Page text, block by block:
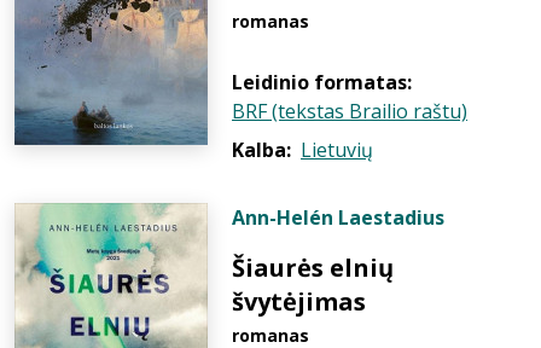
romanas
Leidinio formatas:
BRF (tekstas Brailio raštu)
Kalba: Lietuvių
Ann-Helén Laestadius
Šiaurės elnių
švytėjimas
romanas